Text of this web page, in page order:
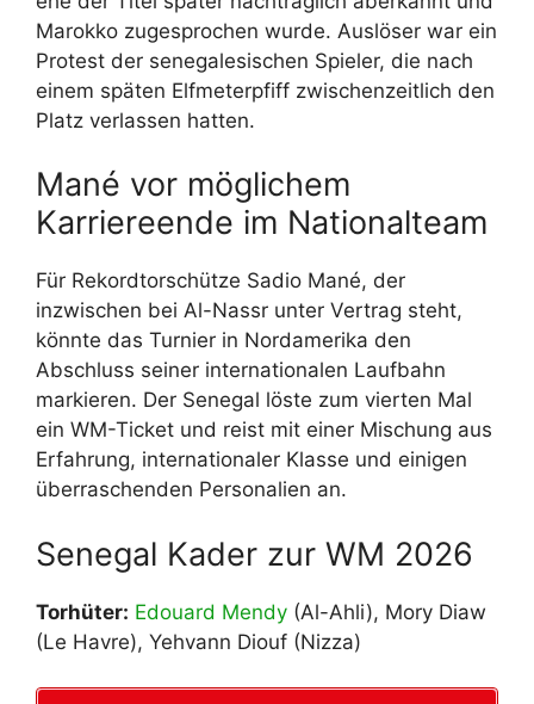
Marokko zugesprochen wurde. Auslöser war ein
Protest der senegalesischen Spieler, die nach
einem späten Elfmeterpfiff zwischenzeitlich den
Platz verlassen hatten.
Mané vor möglichem
Karriereende im Nationalteam
Für Rekordtorschütze Sadio Mané, der
inzwischen bei Al-Nassr unter Vertrag steht,
könnte das Turnier in Nordamerika den
Abschluss seiner internationalen Laufbahn
markieren. Der Senegal löste zum vierten Mal
ein WM-Ticket und reist mit einer Mischung aus
Erfahrung, internationaler Klasse und einigen
überraschenden Personalien an.
Senegal Kader zur WM 2026
Torhüter: Edouard Mendy (Al-Ahli), Mory Diaw
(Le Havre), Yehvann Diouf (Nizza)